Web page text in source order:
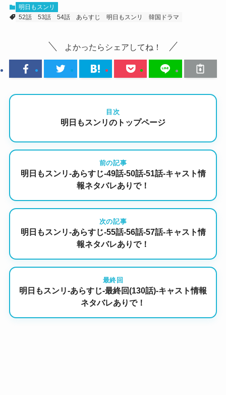
明日もスンリ
52話
53話 54話 あらすじ 明日もスンリ 韓国ドラマ
よかったらシェアしてね！
目次
明日もスンリのトップページ
前の記事
明日もスンリ-あらすじ-49話-50話-51話-キャスト情
報ネタバレありで！
次の記事
明日もスンリ-あらすじ-55話-56話-57話-キャスト情
報ネタバレありで！
最終回
明日もスンリ-あらすじ-最終回(130話)-キャスト情報
ネタバレありで！